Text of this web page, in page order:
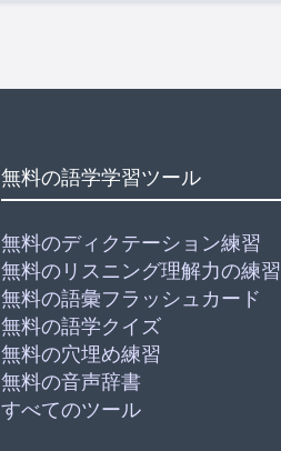
無料の語学学習ツール
無料のディクテーション練習
無料のリスニング理解力の練習
無料の語彙フラッシュカード
無料の語学クイズ
無料の穴埋め練習
無料の音声辞書
すべてのツール